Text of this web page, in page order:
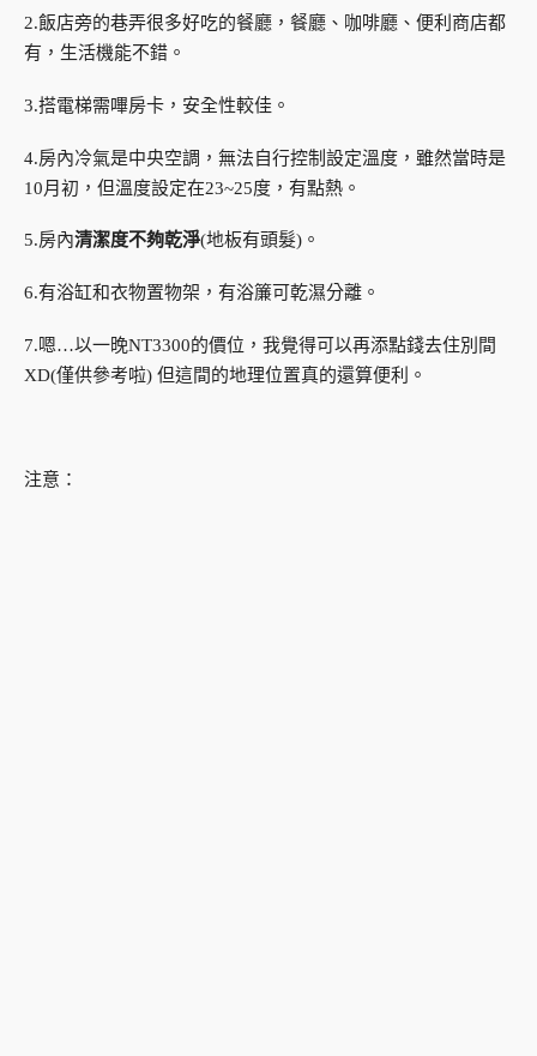
2.飯店旁的巷弄很多好吃的餐廳，餐廳、咖啡廳、便利商店都
有，生活機能不錯。
3.搭電梯需嗶房卡，安全性較佳。
4.房內冷氣是中央空調，無法自行控制設定溫度，雖然當時是
10月初，但溫度設定在23~25度，有點熱。
5.房內清潔度不夠乾淨(地板有頭髮)。
6.有浴缸和衣物置物架，有浴簾可乾濕分離。
7.嗯…以一晚NT3300的價位，我覺得可以再添點錢去住別間
XD(僅供參考啦) 但這間的地理位置真的還算便利。
注意：